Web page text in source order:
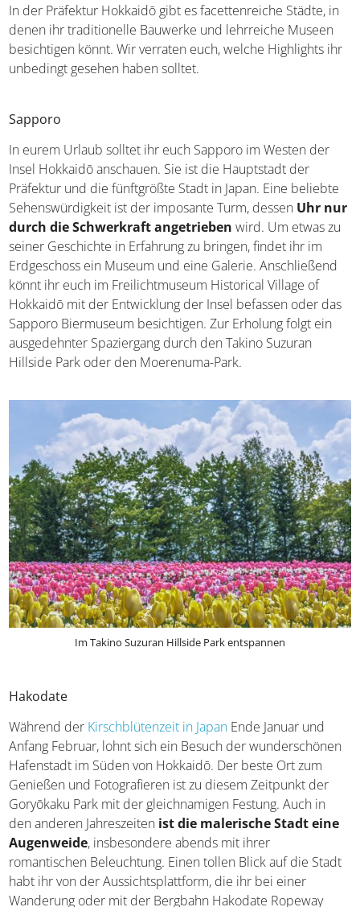
In der Präfektur Hokkaidō gibt es facettenreiche Städte, in
denen ihr traditionelle Bauwerke und lehrreiche Museen
besichtigen könnt. Wir verraten euch, welche Highlights ihr
unbedingt gesehen haben solltet.
Sapporo
In eurem Urlaub solltet ihr euch Sapporo im Westen der
Insel Hokkaidō anschauen. Sie ist die Hauptstadt der
Präfektur und die fünftgrößte Stadt in Japan. Eine beliebte
Sehenswürdigkeit ist der imposante Turm, dessen Uhr nur
durch die Schwerkraft angetrieben wird. Um etwas zu
seiner Geschichte in Erfahrung zu bringen, findet ihr im
Erdgeschoss ein Museum und eine Galerie. Anschließend
könnt ihr euch im Freilichtmuseum Historical Village of
Hokkaidō mit der Entwicklung der Insel befassen oder das
Sapporo Biermuseum besichtigen. Zur Erholung folgt ein
ausgedehnter Spaziergang durch den Takino Suzuran
Hillside Park oder den Moerenuma-Park.
Im Takino Suzuran Hillside Park entspannen
Hakodate
Während der Kirschblütenzeit in Japan Ende Januar und
Anfang Februar, lohnt sich ein Besuch der wunderschönen
Hafenstadt im Süden von Hokkaidō. Der beste Ort zum
Genießen und Fotografieren ist zu diesem Zeitpunkt der
Goryōkaku Park mit der gleichnamigen Festung. Auch in
den anderen Jahreszeiten ist die malerische Stadt eine
Augenweide, insbesondere abends mit ihrer
romantischen Beleuchtung. Einen tollen Blick auf die Stadt
habt ihr von der Aussichtsplattform, die ihr bei einer
Wanderung oder mit der Bergbahn Hakodate Ropeway